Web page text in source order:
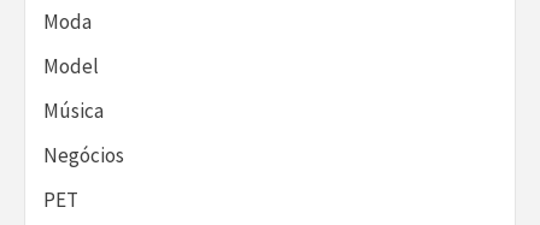
Moda
Model
Música
Negócios
PET